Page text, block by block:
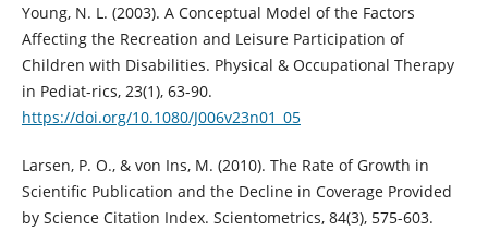
Young, N. L. (2003). A Conceptual Model of the Factors
Affecting the Recreation and Leisure Participation of
Children with Disabilities. Physical & Occupational Therapy
in Pediat-rics, 23(1), 63-90.
https://doi.org/10.1080/J006v23n01_05
Larsen, P. O., & von Ins, M. (2010). The Rate of Growth in
Scientific Publication and the Decline in Coverage Provided
by Science Citation Index. Scientometrics, 84(3), 575-603.